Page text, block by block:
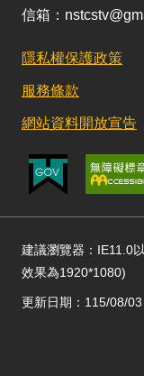
信箱：
隱私權保護政策
服務條款
網站資料開放宣告
建議瀏覽器：IE11.0
效果為1920*1080)
更新日期：115/08/